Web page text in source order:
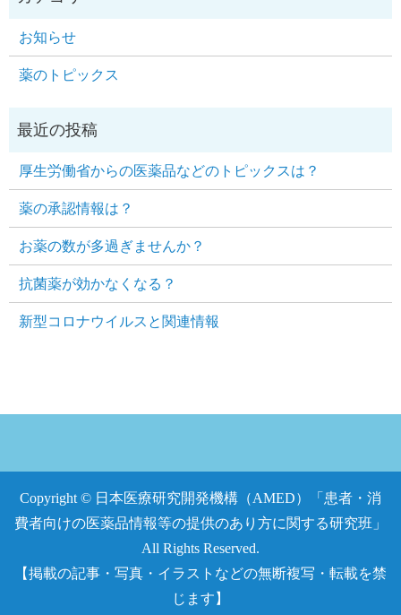
お知らせ
薬のトピックス
厚生労働省からの医薬品などのトピックスは？
薬の承認情報は？
お薬の数が多過ぎませんか？
抗菌薬が効かなくなる？
新型コロナウイルスと関連情報
Copyright © 日本医療研究開発機構（AMED）「患者・消
費者向けの医薬品情報等の提供のあり方に関する研究班」
All Rights Reserved.
【掲載の記事・写真・イラストなどの無断複写・転載を禁
じます】